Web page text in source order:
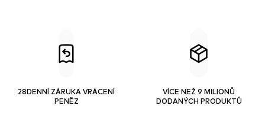
28DENNÍ ZÁRUKA VRÁCENÍ
PENĚZ
VÍCE NEŽ 9 MILIONŮ
DODANÝCH PRODUKTŮ